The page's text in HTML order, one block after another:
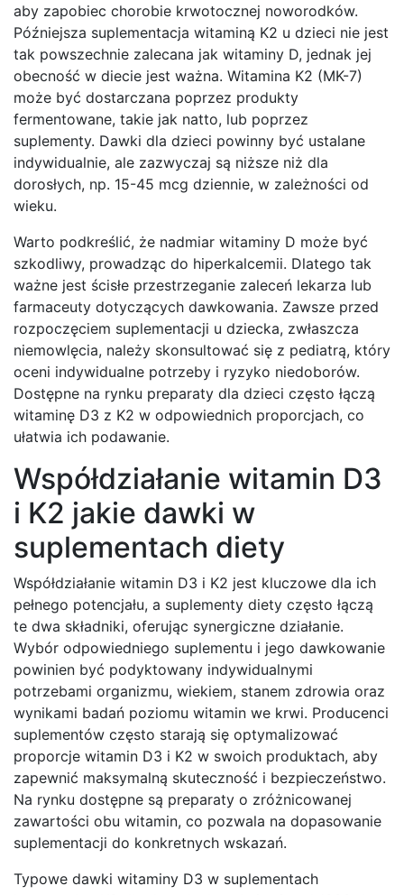
aby zapobiec chorobie krwotocznej noworodków.
Późniejsza suplementacja witaminą K2 u dzieci nie jest
tak powszechnie zalecana jak witaminy D, jednak jej
obecność w diecie jest ważna. Witamina K2 (MK-7)
może być dostarczana poprzez produkty
fermentowane, takie jak natto, lub poprzez
suplementy. Dawki dla dzieci powinny być ustalane
indywidualnie, ale zazwyczaj są niższe niż dla
dorosłych, np. 15-45 mcg dziennie, w zależności od
wieku.
Warto podkreślić, że nadmiar witaminy D może być
szkodliwy, prowadząc do hiperkalcemii. Dlatego tak
ważne jest ścisłe przestrzeganie zaleceń lekarza lub
farmaceuty dotyczących dawkowania. Zawsze przed
rozpoczęciem suplementacji u dziecka, zwłaszcza
niemowlęcia, należy skonsultować się z pediatrą, który
oceni indywidualne potrzeby i ryzyko niedoborów.
Dostępne na rynku preparaty dla dzieci często łączą
witaminę D3 z K2 w odpowiednich proporcjach, co
ułatwia ich podawanie.
Współdziałanie witamin D3
i K2 jakie dawki w
suplementach diety
Współdziałanie witamin D3 i K2 jest kluczowe dla ich
pełnego potencjału, a suplementy diety często łączą
te dwa składniki, oferując synergiczne działanie.
Wybór odpowiedniego suplementu i jego dawkowanie
powinien być podyktowany indywidualnymi
potrzebami organizmu, wiekiem, stanem zdrowia oraz
wynikami badań poziomu witamin we krwi. Producenci
suplementów często starają się optymalizować
proporcje witamin D3 i K2 w swoich produktach, aby
zapewnić maksymalną skuteczność i bezpieczeństwo.
Na rynku dostępne są preparaty o zróżnicowanej
zawartości obu witamin, co pozwala na dopasowanie
suplementacji do konkretnych wskazań.
Typowe dawki witaminy D3 w suplementach